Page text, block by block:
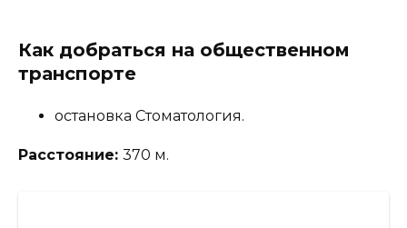
Как добраться на общественном
транспорте
остановка Стоматология.
Расстояние: 370 м.